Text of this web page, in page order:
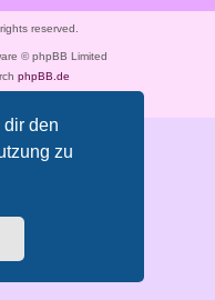
dir den
zu
reserved.
© phpBB Limited
phpBB.de